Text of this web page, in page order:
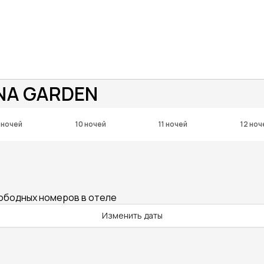
GARDEN
10 ночей 11 ночей 12
номеров в отеле
Изменить даты